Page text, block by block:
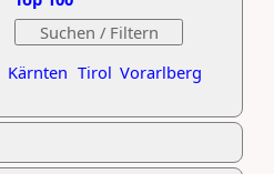
Kärnten Tirol Vorarlberg